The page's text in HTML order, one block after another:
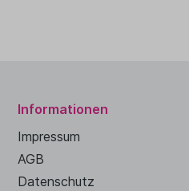
Informationen
Impressum
AGB
Datenschutz